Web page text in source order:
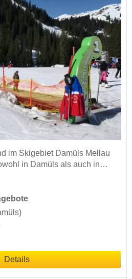
im Skigebiet Damüls Mellau
in Damüls als auch in…
Details